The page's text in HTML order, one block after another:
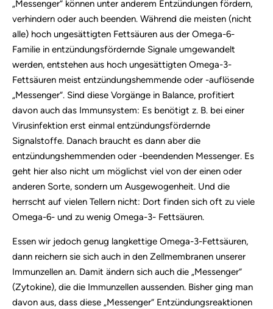
„Messenger“ können unter anderem Entzündungen fördern,
verhindern oder auch beenden. Während die meisten (nicht
alle) hoch ungesättigten Fettsäuren aus der Omega-6-
Familie in entzündungsfördernde Signale umgewandelt
werden, entstehen aus hoch ungesättigten Omega-3-
Fettsäuren meist entzündungshemmende oder -auflösende
„Messenger“. Sind diese Vorgänge in Balance, profitiert
davon auch das Immunsystem: Es benötigt z. B. bei einer
Virusinfektion erst einmal entzündungsfördernde
Signalstoffe. Danach braucht es dann aber die
entzündungshemmenden oder -beendenden Messenger. Es
geht hier also nicht um möglichst viel von der einen oder
anderen Sorte, sondern um Ausgewogenheit. Und die
herrscht auf vielen Tellern nicht: Dort finden sich oft zu viele
Omega-6- und zu wenig Omega-3- Fettsäuren.
Essen wir jedoch genug langkettige Omega-3-Fettsäuren,
dann reichern sie sich auch in den Zellmembranen unserer
Immunzellen an. Damit ändern sich auch die „Messenger“
(Zytokine), die die Immunzellen aussenden. Bisher ging man
davon aus, dass diese „Messenger“ Entzündungsreaktionen